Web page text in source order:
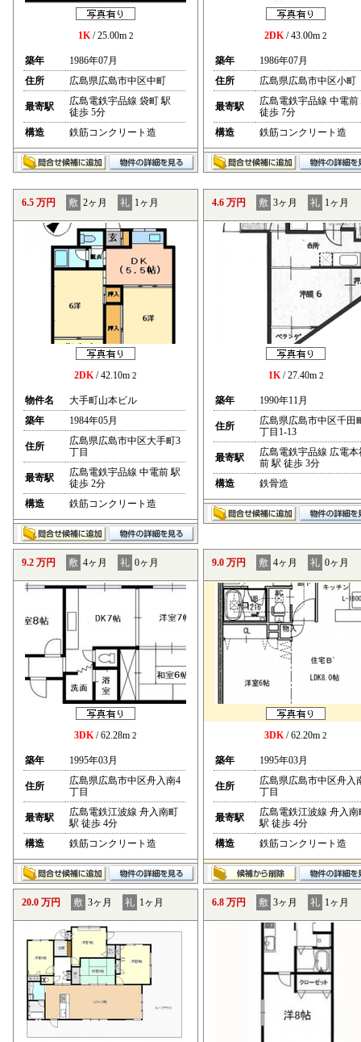
1K/ 25.00m 2
築年
1986年07月
住所
広島県広島市中区中町
最寄駅
広島電鉄宇品線 袋町 駅
徒歩 5分
構造
鉄筋コンクリート造
2DK/ 43.00m 2
築年
1986年07月
住所
広島県広島市中区小町
最寄駅
広島電鉄宇品線 中電前
徒歩 7分
構造
鉄筋コンクリート造
6.5 万円 敷 2ヶ月 礼 1ヶ月
2DK/ 42.10m 2
物件名
大手町山本ビル
築年
1984年05月
住所
広島県広島市中区大手町3
丁目
最寄駅
広島電鉄宇品線 中電前 駅
徒歩 2分
構造
鉄筋コンクリート造
4.6 万円 敷 3ヶ月 礼 1ヶ月
1K/ 27.40m 2
築年 1990年11月
住所
広島県広島市中区千田
丁目1-13
最寄駅
広島電鉄宇品線 広電本
前 駅 徒歩 3分
構造
鉄骨造
9.2 万円 敷 4ヶ月 礼 0ヶ月
3DK/ 62.28m 2
築年 1995年03月
住所
広島県広島市中区舟入南4
丁目
最寄駅
広島電鉄江波線 舟入南町
駅 徒歩 4分
構造
鉄筋コンクリート造
9.0 万円 敷 4ヶ月 礼 0ヶ月
3DK/ 62.20m 2
築年 1995年03月
住所
広島県広島市中区舟入
丁目
最寄駅
広島電鉄江波線 舟入南
駅 徒歩 4分
構造
鉄筋コンクリート造
20.0 万円 敷 3ヶ月 礼 1ヶ月 6.8 万円 敷 3ヶ月 礼 1ヶ月